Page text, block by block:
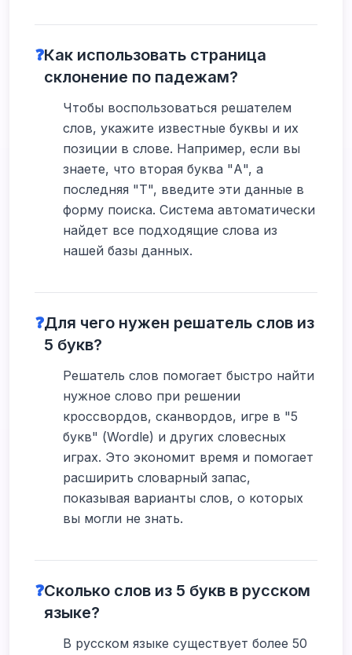
❓Как использовать страница
склонение по падежам?
Чтобы воспользоваться решателем
слов, укажите известные буквы и их
позиции в слове. Например, если вы
знаете, что вторая буква "А", а
последняя "Т", введите эти данные в
форму поиска. Система автоматически
найдет все подходящие слова из
нашей базы данных.
❓Для чего нужен решатель слов из
5 букв?
Решатель слов помогает быстро найти
нужное слово при решении
кроссвордов, сканвордов, игре в "5
букв" (Wordle) и других словесных
играх. Это экономит время и помогает
расширить словарный запас,
показывая варианты слов, о которых
вы могли не знать.
❓Сколько слов из 5 букв в русском
языке?
В русском языке существует более 50